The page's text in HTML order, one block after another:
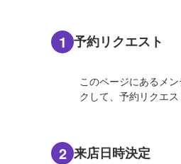
1 予約リクエスト
このページにあるメ
クして、予約リクエ
2 来店日時決定